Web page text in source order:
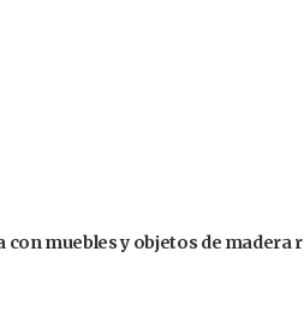
con muebles y objetos de